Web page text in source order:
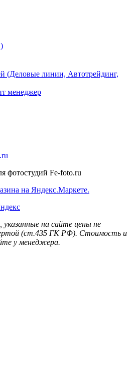
(Деловые линии, Автотрейдинг,
менеджер
фотостудий Fe-foto.ru
на сайте цены не
(ст.435 ГК РФ). Стоимость и
у менеджера.